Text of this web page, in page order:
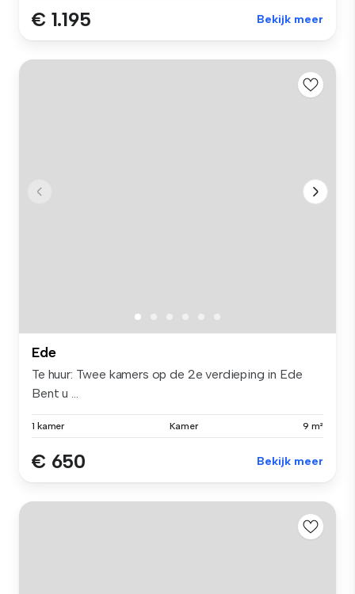
€ 1.195 Bekijk meer
Ede
Te huur: Twee kamers op de 2e verdieping in Ede
Bent u ...
1 kamer Kamer 9 m²
€ 650 Bekijk meer